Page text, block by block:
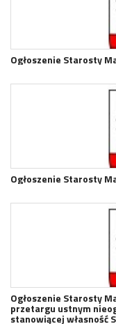
Ogłoszenie Starosty
Ogłoszenie Starosty
Ogłoszenie Starosty
przetargu ustnym
stanowiącej własność